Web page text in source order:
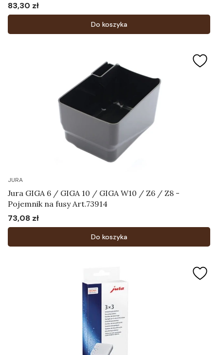
Cena
83,30 zł
Do koszyka
JURA
Jura GIGA 6 / GIGA 10 / GIGA W10 / Z6 / Z8 -
Pojemnik na fusy Art.73914
Cena
73,08 zł
Do koszyka